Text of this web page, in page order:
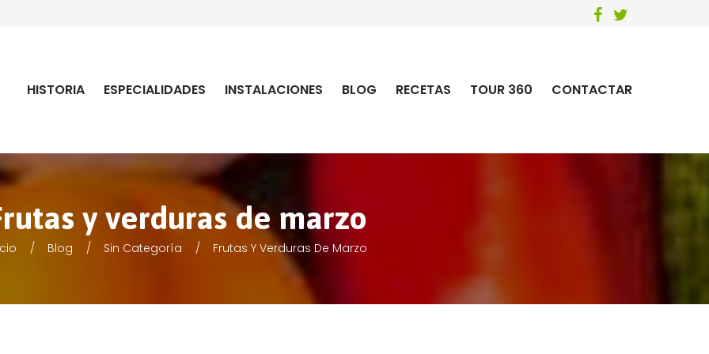
HISTORIA ESPECIALIDADES INSTALACIONES BLOG RECETAS TOUR 360 CONTACTAR
y verduras de marzo
Blog Sin Categoría Frutas Y Verduras De Marzo